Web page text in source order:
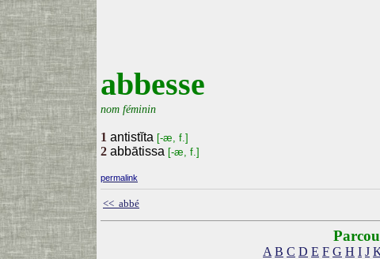
abbesse
nom féminin
1 antistĭta [-æ, f.]
2 abbātissa [-æ, f.]
permalink
<< abbé
A B C D E F G H I J